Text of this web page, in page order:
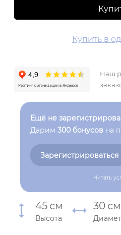
Купить в
Наш
Ещё не
Дарим 300 бонусов на
Зарегистрироваться
Читать
45 см
Высота
30 см